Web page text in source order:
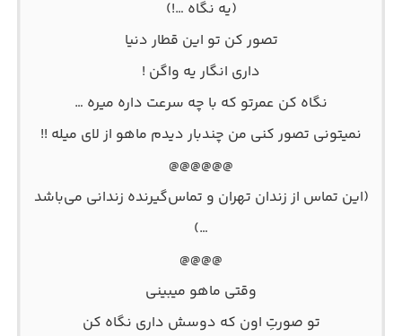
(یه نگاه …!)
تصور کن تو این قطار دنیا
داری انگار یه واگن !
نگاه کن عمرتو که با چه سرعت داره میره …
نمیتونی تصور کنی من چندبار دیدم ماهو از لای میله !!
@@@@@@
(این تماس از زندان تهران و تماس‌گیرنده زندانی می‌باشد
…)
@@@@
وقتی ماهو میبینی
تو صورتِ اون که دوسش داری نگاه کن